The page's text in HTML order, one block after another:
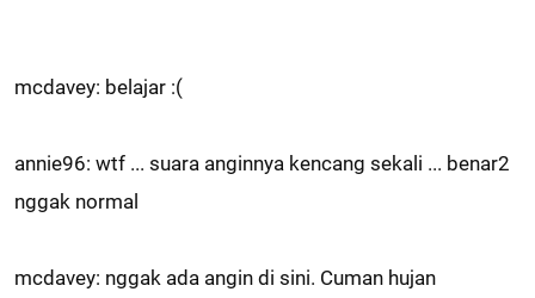
mcdavey: belajar :(
annie96: wtf ... suara anginnya kencang sekali ... benar2
nggak normal
mcdavey: nggak ada angin di sini. Cuman hujan